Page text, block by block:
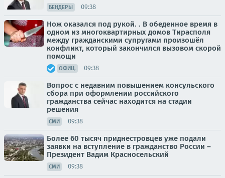
БЕНДЕРЫ 09:38
Нож оказался под рукой. . В обеденное время в
одном из многоквартирных домов Тирасполя
между гражданскими супругами произошёл
конфликт, который закончился вызовом скорой
помощи
ОФИЦ. 09:38
Вопрос с недавним повышением консульского
сбора при оформлении российского
гражданства сейчас находится на стадии
решения
СМИ 09:38
Более 60 тысяч приднестровцев уже подали
заявки на вступление в гражданство России –
Президент Вадим Красносельский
СМИ 09:38